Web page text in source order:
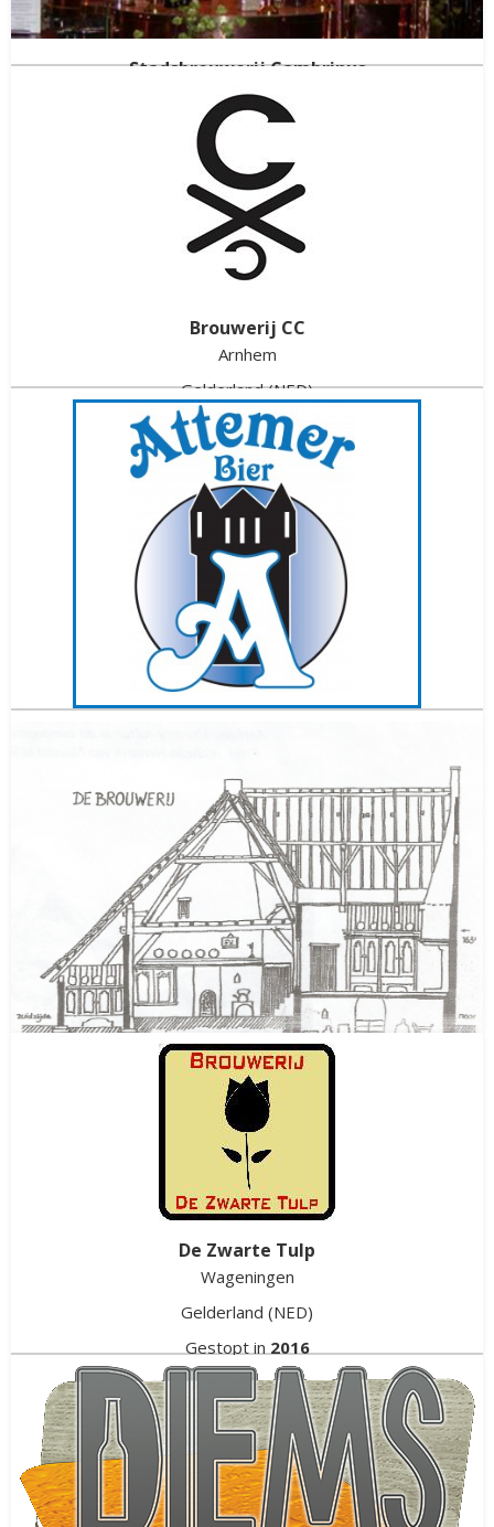
Stadsbrouwerij Cambrinus
Zutphen
Gelderland
(NED)
Gestopt in2022
Brouwerij CC
Arnhem
Gelderland (NED)
Gestopt in 2025
Gelderland (NED)
Gestopt in2016
De Brouwerij
Ammerzoden
Gelderland (NED)
Gestopt in1900
De Zwarte Tulp
Wageningen
Gelderland (NED)
Gestopt in2016